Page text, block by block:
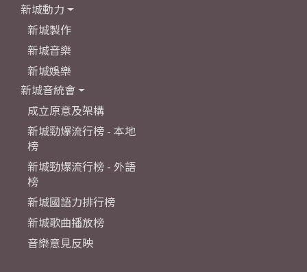
新城動力
新城製作
新城音樂
新城娛樂
新城音統會
成立原意及架構
新城勁爆流行榜 - 本地
榜
新城勁爆流行榜 - 外語
榜
新城國語力排行榜
新城歌曲播放榜
音樂意見反映